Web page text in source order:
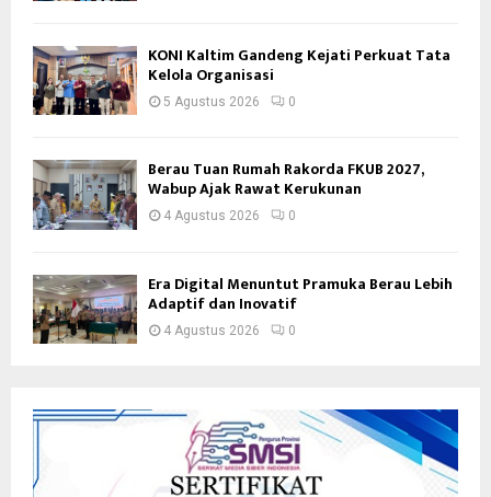
KONI Kaltim Gandeng Kejati Perkuat Tata
Kelola Organisasi
5 Agustus 2026 0
Berau Tuan Rumah Rakorda FKUB 2027,
Wabup Ajak Rawat Kerukunan
4 Agustus 2026 0
Era Digital Menuntut Pramuka Berau Lebih
Adaptif dan Inovatif
4 Agustus 2026 0